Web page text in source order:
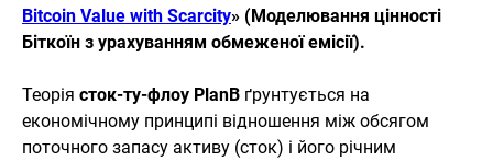
Bitcoin Value with Scarcity» (Моделювання цінності
Біткоїн з урахуванням обмеженої емісії).
Теорія сток-ту-флоу PlanB ґрунтується на
економічному принципі відношення між обсягом
поточного запасу активу (сток) і його річним